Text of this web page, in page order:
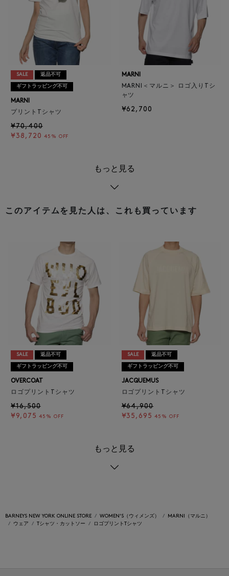
SALE 返品不可
ギフトラッピング不可
MARNI
プリントTシャツ
¥70,400
¥38,720 45% OFF
MARNI
MARNI＜マルニ＞ ロゴ入りTシ
ャツ
¥62,700
もっと見る
このアイテムを見た人は、これも買っています
SALE 返品不可
ギフトラッピング不可
OVERCOAT
ロゴプリントTシャツ
¥16,500
¥9,075 45% OFF
SALE 返品不可
ギフトラッピング不可
JACQUEMUS
ロゴプリントTシャツ
¥64,900
¥35,695 45% OFF
もっと見る
BARNEYS NEW YORK ONLINE STORE WOMEN'S（ウィメンズ）
MARNI（マルニ）
ウェア
Tシャツ・カットソー ロゴプリントTシャツ